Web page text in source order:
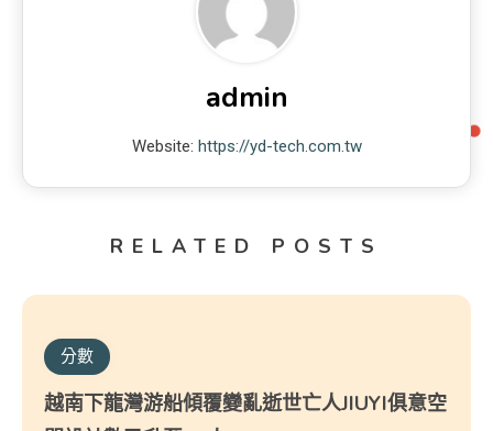
admin
Website: https://yd-tech.com.tw
RELATED POSTS
分數
越南下龍灣游船傾覆變亂逝世亡人JIUYI俱意空